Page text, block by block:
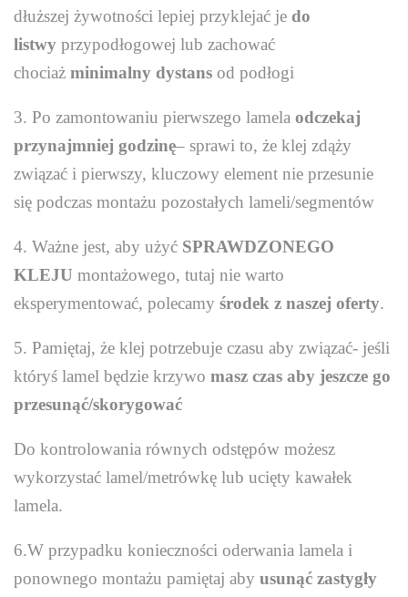
dłuższej żywotności lepiej przyklejać je do
listwy przypodłogowej lub zachować
chociaż minimalny dystans od podłogi
3. Po zamontowaniu pierwszego lamela odczekaj
przynajmniej godzinę– sprawi to, że klej zdąży
związać i pierwszy, kluczowy element nie przesunie
się podczas montażu pozostałych lameli/segmentów
4. Ważne jest, aby użyć SPRAWDZONEGO
KLEJU montażowego, tutaj nie warto
eksperymentować, polecamy środek z naszej oferty.
5. Pamiętaj, że klej potrzebuje czasu aby związać- jeśli
któryś lamel będzie krzywo masz czas aby jeszcze go
przesunąć/skorygować
Do kontrolowania równych odstępów możesz
wykorzystać lamel/metrówkę lub ucięty kawałek
lamela.
6.W przypadku konieczności oderwania lamela i
ponownego montażu pamiętaj aby usunąć zastygły